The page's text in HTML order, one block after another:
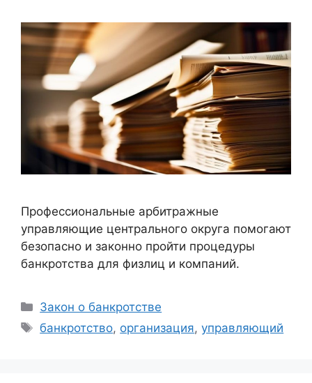
Профессиональные арбитражные
управляющие центрального округа помогают
безопасно и законно пройти процедуры
банкротства для физлиц и компаний.
Рубрики
Закон о банкротстве
Метки
банкротство, организация,управляющий